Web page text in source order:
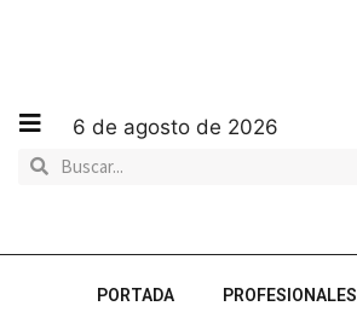
6 de agosto de 2026
PORTADA PROFESIONALES